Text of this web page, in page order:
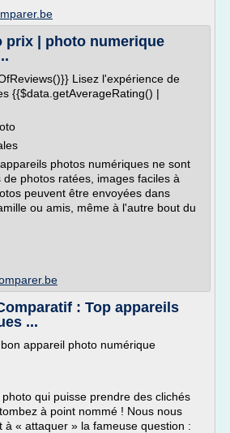
prix | photo numerique
Lisez l'expérience de
{{$data.getAverageRating() |
photos numériques ne sont
photos ratées, images faciles à
peuvent être envoyées dans
ou amis, même à l'autre bout du
: Top appareils
...
appareil photo numérique
qui puisse prendre des clichés
à point nommé ! Nous nous
à « attaquer » la fameuse question :